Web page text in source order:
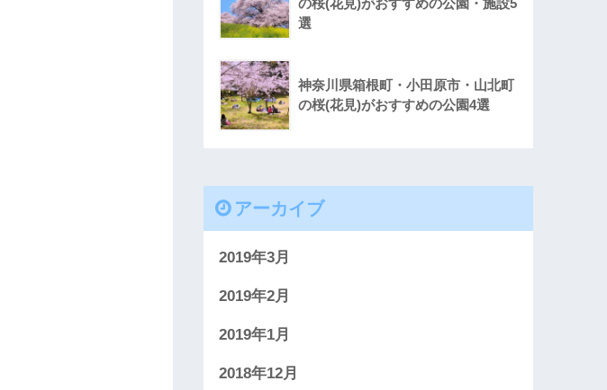
の桜(花見)がおすすめの公園・施設5
選
神奈川県箱根町・小田原市・山北町
の桜(花見)がおすすめの公園4選
アーカイブ
2019年3月
2019年2月
2019年1月
2018年12月